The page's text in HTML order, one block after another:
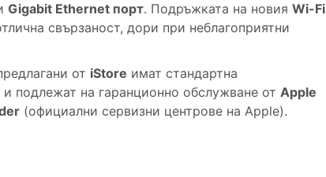
Gigabit Ethernet порт. Подръжката на новия Wi-Fi
свързаност, дори при неблагоприятни
от iStore имат стандартна
подлежат на гаранционно обслужване от Apple
(официални сервизни центрове на Apple).